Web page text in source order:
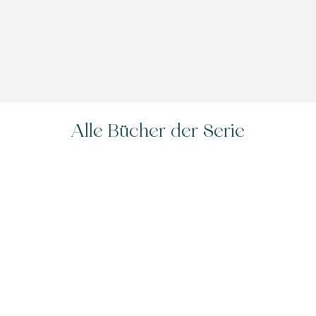
Alle Bücher der Serie